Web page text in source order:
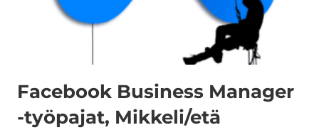
Facebook Business Manager
-työpajat, Mikkeli/etä